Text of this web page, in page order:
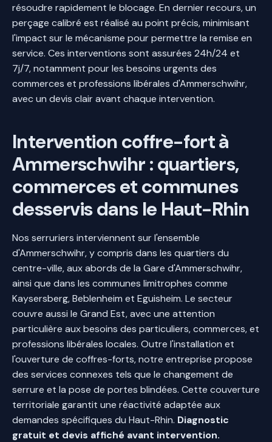
résoudre rapidement le blocage. En dernier recours, un
perçage calibré est réalisé au point précis, minimisant
l'impact sur le mécanisme pour permettre la remise en
service. Ces interventions sont assurées 24h/24 et
7j/7, notamment pour les besoins urgents des
commerces et professions libérales d'Ammerschwihr,
avec un devis clair avant chaque intervention.
Intervention coffre-fort à
Ammerschwihr : quartiers,
commerces et communes
desservis dans le Haut-Rhin
Nos serruriers interviennent sur l'ensemble
d'Ammerschwihr, y compris dans les quartiers du
centre-ville, aux abords de la Gare d'Ammerschwihr,
ainsi que dans les communes limitrophes comme
Kaysersberg, Beblenheim et Eguisheim. Le secteur
couvre aussi le Grand Est, avec une attention
particulière aux besoins des particuliers, commerces, et
professions libérales locales. Outre l'installation et
l'ouverture de coffres-forts, notre entreprise propose
des services connexes tels que le changement de
serrure et la pose de portes blindées. Cette couverture
territoriale garantit une réactivité adaptée aux
demandes spécifiques du Haut-Rhin. Diagnostic
gratuit et devis affiché avant intervention.